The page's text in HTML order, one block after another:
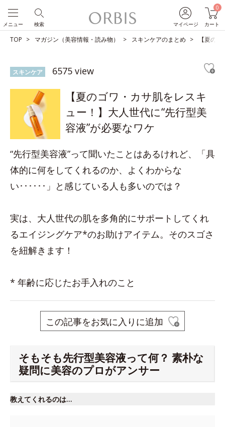
マイページ
0
カート
検索
メニュー
TOP マガジン（美容情報・読み物） スキンケアのまとめ 【夏の
スキンケア 6575 view
【夏のゴワ・カサ肌をレスキ
ュー！】大人世代に“先行型美
容液”が必要なワケ
“先行型美容液”って聞いたことはあるけれど、「具
体的に何をしてくれるのか、よくわからな
い･･････」と感じている人も多いのでは？
実は、大人世代の肌を多角的にサポートしてくれ
るエイジングケア*のお助けアイテム。そのスゴさ
を紐解きます！
* 年齢に応じたお手入れのこと
この記事をお気に入りに追加
そもそも先行型美容液って何？ 素朴な
疑問に美容のプロがアンサー
教えてくれるのは…